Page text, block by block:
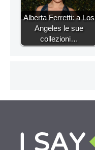
Alberta Ferretti: a Los
Angeles le sue
collezioni…